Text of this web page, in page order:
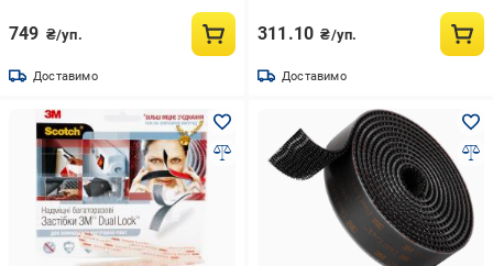
749 ₴/уп.
Доставимо
311.10 ₴/уп.
Доставимо